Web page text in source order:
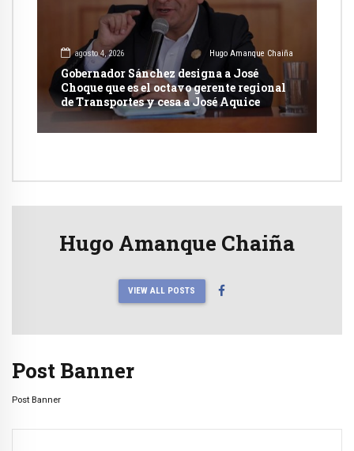
agosto 4, 2026 Hugo Amanque Chaiña
Gobernador Sánchez designa a José
Choque que es el octavo gerente regional
de Transportes y cesa a José Aquice
Hugo Amanque Chaiña
VIEW ALL POSTS
Post Banner
Post Banner